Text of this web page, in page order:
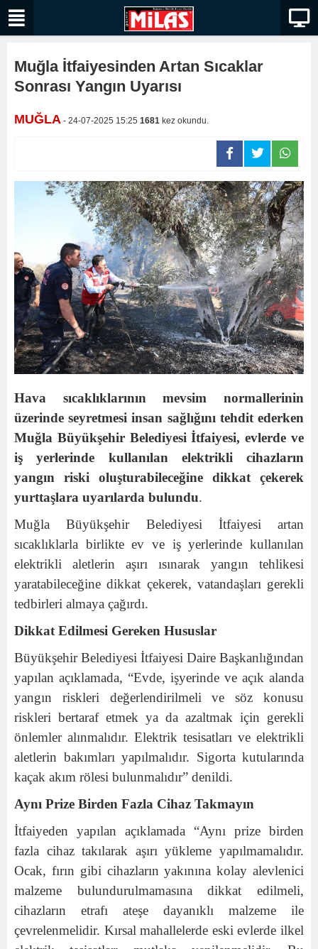
Muğla İtfaiyesinden Artan Sıcaklar
Sonrası Yangın Uyarısı
MUĞLA - 24-07-2025 15:25 1681 kez okundu.
Hava sıcaklıklarının mevsim normallerinin
üzerinde seyretmesi insan sağlığını tehdit ederken
Muğla Büyükşehir Belediyesi İtfaiyesi, evlerde ve
iş yerlerinde kullanılan elektrikli cihazların
yangın riski oluşturabileceğine dikkat çekerek
yurttaşlara uyarılarda bulundu.
Muğla Büyükşehir Belediyesi İtfaiyesi artan
sıcaklıklarla birlikte ev ve iş yerlerinde kullanılan
elektrikli aletlerin aşırı ısınarak yangın tehlikesi
yaratabileceğine dikkat çekerek, vatandaşları gerekli
tedbirleri almaya çağırdı.
Dikkat Edilmesi Gereken Hususlar
Büyükşehir Belediyesi İtfaiyesi Daire Başkanlığından
yapılan açıklamada, “Evde, işyerinde ve açık alanda
yangın riskleri değerlendirilmeli ve söz konusu
riskleri bertaraf etmek ya da azaltmak için gerekli
önlemler alınmalıdır. Elektrik tesisatları ve elektrikli
aletlerin bakımları yapılmalıdır. Sigorta kutularında
kaçak akım rölesi bulunmalıdır” denildi.
Aynı Prize Birden Fazla Cihaz Takmayın
İtfaiyeden yapılan açıklamada “Aynı prize birden
fazla cihaz takılarak aşırı yükleme yapılmamalıdır.
Ocak, fırın gibi cihazların yakınına kolay alevlenici
malzeme bulundurulmamasına dikkat edilmeli,
cihazların etrafı ateşe dayanıklı malzeme ile
çevrelenmelidir. Kırsal mahallelerde eski evlerde ilkel